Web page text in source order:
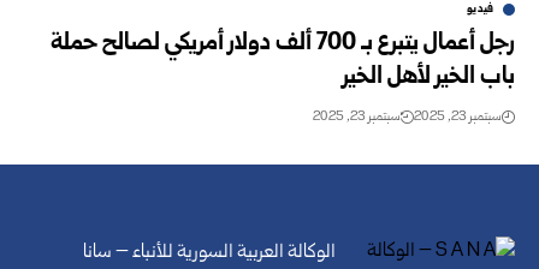
فيديو
رجل أعمال يتبرع بـ 700 ألف دولار أمريكي لصالح حملة
باب الخير لأهل الخير
سبتمبر 23, 2025 سبتمبر 23, 2025
الوكالة العربية السورية للأنباء – سانا